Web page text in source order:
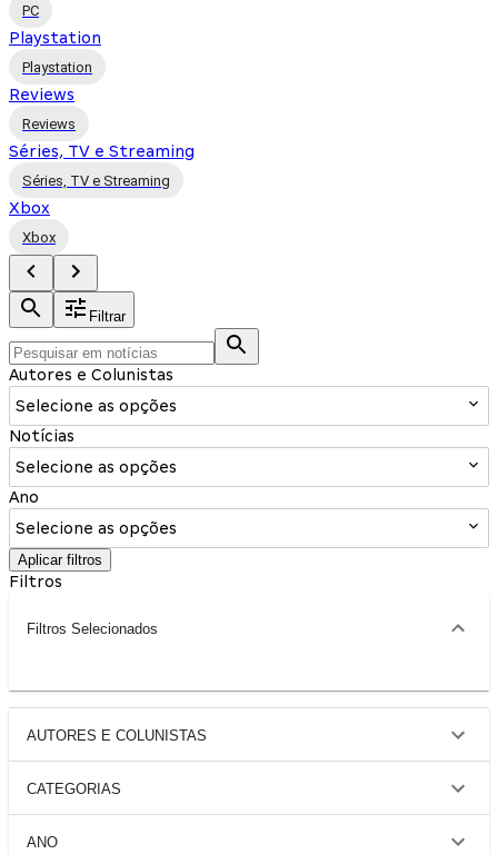
PC
Playstation
Playstation
Reviews
Reviews
Séries, TV e Streaming
Séries, TV e Streaming
Xbox
Xbox
Filtrar
Autores e Colunistas
Selecione as opções
Notícias
Selecione as opções
Ano
Selecione as opções
Aplicar filtros
Filtros
Filtros Selecionados
AUTORES E COLUNISTAS
CATEGORIAS
ANO